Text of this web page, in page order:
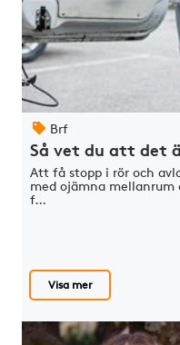
Brf
Så vet du att det
Att få stopp i rör och
med ojämna mellanrum
f…
Visa mer